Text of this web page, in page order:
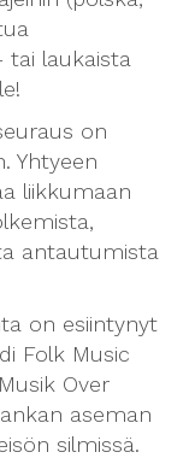
laukaista
on
Yhtyeen
liikkumaan
antautumista
on esiintynyt
Folk Music
Over
aseman
silmissä.